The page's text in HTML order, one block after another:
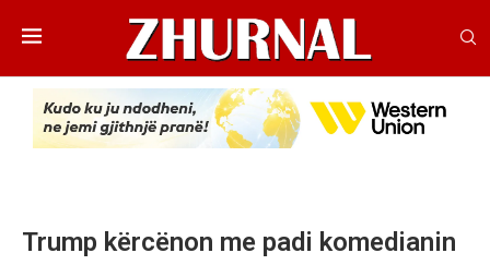
Trump kërcënon me padi komedianin